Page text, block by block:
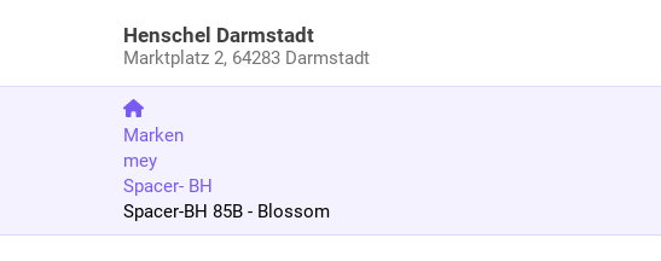
Henschel Darmstadt
Marktplatz 2, 64283 Darmstadt
Marken
mey
Spacer- BH
Spacer-BH 85B - Blossom